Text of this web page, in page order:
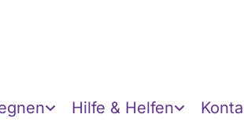
Hilfe & Helfen